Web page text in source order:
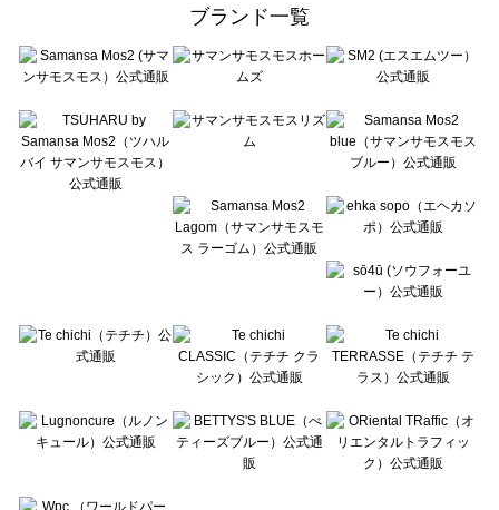
Te chichi（テチチ）の一覧
Te chichi CLASSIC（テチチ クラシック）の一覧
Lugnoncure（ルノンキュール）の一覧
BETTY'S BLUE（べティーズブルー）の一覧
Wpc.（ワールドパーティー）の一覧
ブランド一覧